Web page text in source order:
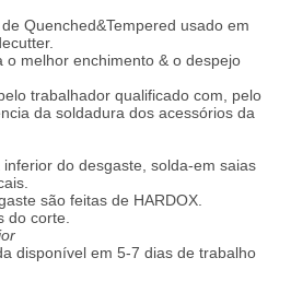
Quenched&Tempered usado em
melhor enchimento & o despejo
trabalhador qualificado com, pelo
da soldadura dos acessórios da
do desgaste, solda-em saias
são feitas de HARDOX.
do corte.
disponível em 5-7 dias de trabalho